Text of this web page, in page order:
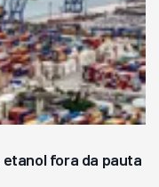
etanol fora da pauta